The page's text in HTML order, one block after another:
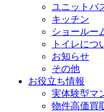
ユニットバ
キッチン
ショールー
トイレにつ
お知らせ
その他
お役立ち情報
実体験型マ
物件高価買